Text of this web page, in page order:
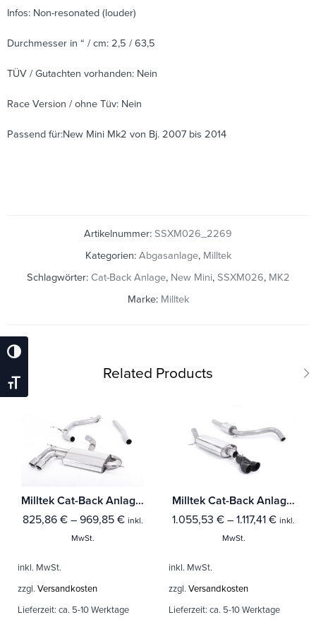
Umschalten Auf Hohe Kontraste
Schrift Vergrößern
Infos: Non-resonated (louder)
Durchmesser in “ / cm: 2,5 / 63,5
TÜV / Gutachten vorhanden: Nein
Race Version / ohne Tüv: Nein
Passend für:New Mini Mk2 von Bj. 2007 bis 2014
Artikelnummer: SSXM026_2269
Kategorien: Abgasanlage, Milltek
Schlagwörter: Cat-Back Anlage, New Mini, SSXM026, MK2
Marke: Milltek
Related Products
Milltek Cat-Back Anlage Audi A3 1.8 TSI 2WD 3-Türer
825,86 €– 969,85 € inkl.
MwSt.
inkl. MwSt.
zzgl. Versandkosten
Lieferzeit: ca. 5-10 Werktage
Milltek Cat-Back Anlage Audi A1 1.4 TFSI S line 185PS S tronic Mit TÜV / ECE Zulassung!
1.055,53 € – 1.117,41 € inkl.
MwSt.
inkl. MwSt.
zzgl. Versandkosten
Lieferzeit: ca. 5-10 Werktage